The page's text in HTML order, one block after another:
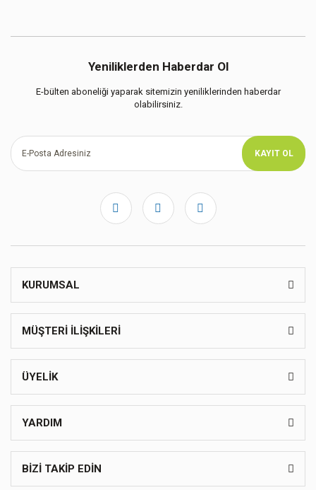
Yeniliklerden Haberdar Ol
E-bülten aboneliği yaparak sitemizin yeniliklerinden haberdar
olabilirsiniz.
KAYIT OL
KURUMSAL
MÜŞTERİ İLİŞKİLERİ
ÜYELİK
YARDIM
BİZİ TAKİP EDİN